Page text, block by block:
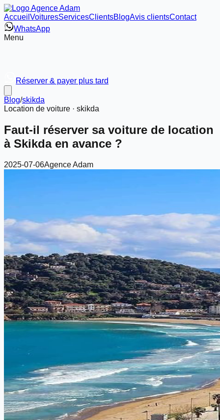
Accueil VoituresServicesClientsBlogAvis clientsContact
WhatsApp
Menu
Réserver & payer plus tard
Blog/skikda
Location de voiture · skikda
Faut-il réserver sa voiture de location
à Skikda en avance ?
2025-07-06Agence Adam